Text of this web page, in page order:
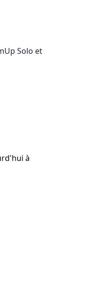
Solo et
à